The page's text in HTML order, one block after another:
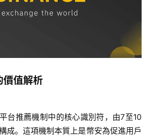
價值解析
台推薦機制中的核心識別符，由7至10
成。這項機制本質上是幣安為促進用戶